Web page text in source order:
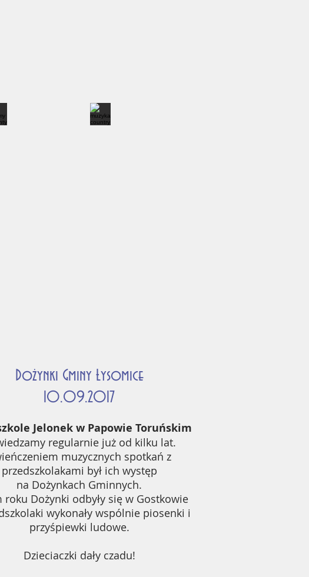
Dożynki Gminy Łysomice
10.09.2017
Jelonek w Papowie Toruńskim
regularnie już od kilku lat.
muzycznych spotkań z
przedszkolakami był ich występ
na Dożynkach Gminnych.
roku Dożynki odbyły się w Gostkowie
wykonały wspólnie piosenki i
przyśpiewki ludowe.
Dzieciaczki dały czadu!